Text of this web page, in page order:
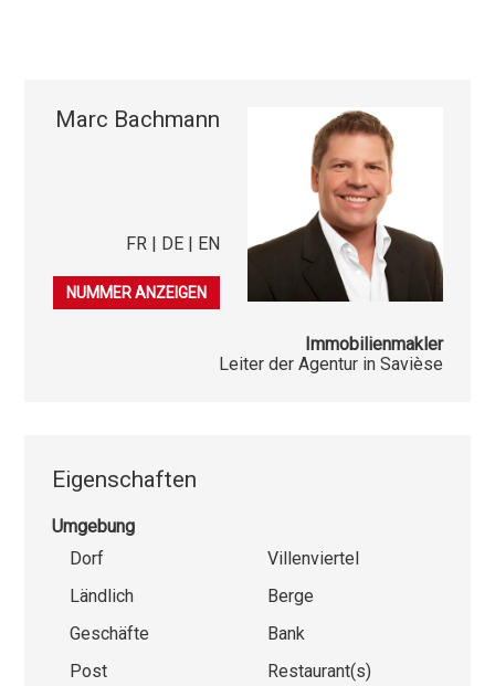
Marc Bachmann
FR | DE | EN
079 253 38 44
NUMMER ANZEIGEN
Immobilienmakler
Leiter der Agentur in Savièse
Eigenschaften
Umgebung
Dorf
Villenviertel
Ländlich
Berge
Geschäfte
Bank
Post
Restaurant(s)